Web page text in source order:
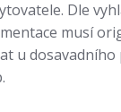
Dle
musí
u